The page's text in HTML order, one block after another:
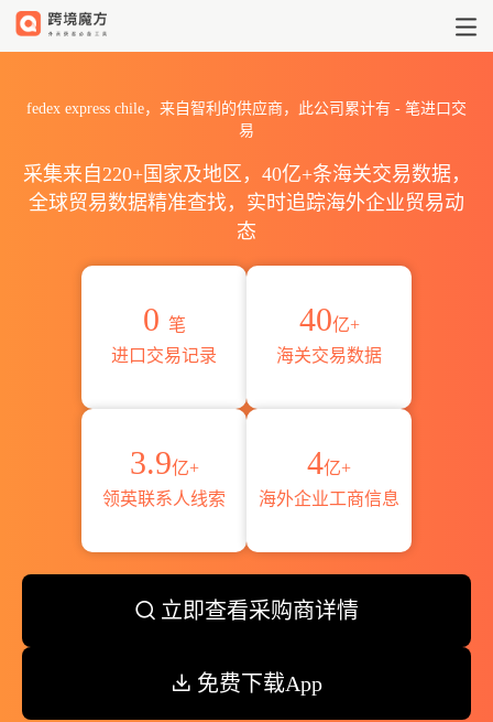
fedex express chile，来自智利的供应商，此公司累计有 - 笔进口交
易
采集来自220+国家及地区，40亿+条海关交易数据，
全球贸易数据精准查找，实时追踪海外企业贸易动
态
0 笔
进口交易记录
40亿+
海关交易数据
3.9亿+
领英联系人线索
4亿+
海外企业工商信息
立即查看采购商详情
免费下载App